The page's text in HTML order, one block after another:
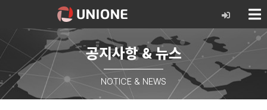
공지사항 & 뉴스
NOTICE & NEWS